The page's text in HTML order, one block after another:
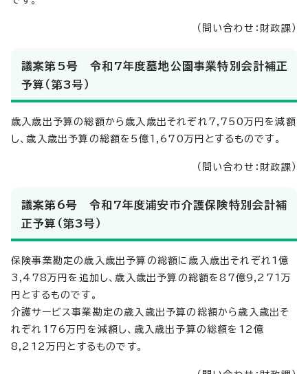
（問い合わせ：財政課）
議案第5号 令和7年度墓地公園事業特別会計補正
予算（第3号）
歳入歳出予算の総額から歳入歳出それぞれ7,750万円を減額
し、歳入歳出予算の総額を5億1,670万円とするものです。
（問い合わせ：財政課）
議案第6号 令和7年度浦安市介護保険特別会計補
正予算（第3号）
保険事業勘定の歳入歳出予算の総額に歳入歳出それぞれ1億
3,478万円を追加し、歳入歳出予算の総額を87億9,271万
円とするものです。
介護サービス事業勘定の歳入歳出予算の総額から歳入歳出そ
れぞれ176万円を減額し、歳入歳出予算の総額を12億
8,212万円とするものです。